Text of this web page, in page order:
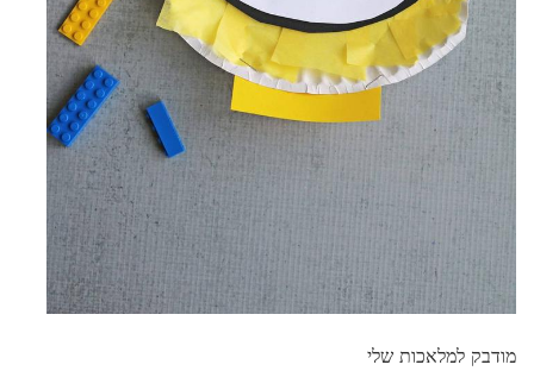
מודבק למלאכות שלי